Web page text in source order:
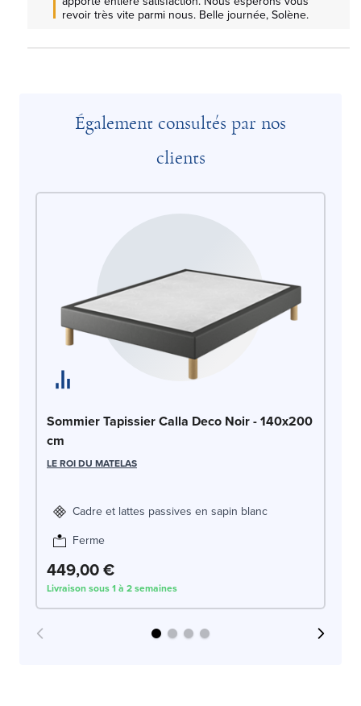
revoir très vite parmi nous. Belle journée, Solène.
Également consultés par nos
clients
Sommier Tapissier Calla Deco Noir - 140x200
cm
LE ROI DU MATELAS
Cadre et lattes passives en sapin blanc
Ferme
449,00 €
Livraison sous 1 à 2 semaines